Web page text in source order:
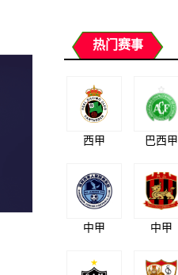
热门赛事
西甲 巴西甲
中甲 中甲